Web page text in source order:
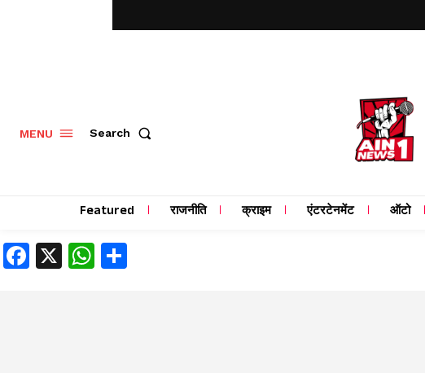
MENU Search
Featured राजनीति क्राइम एंटरटेनमेंट ऑटो
Facebook
X WhatsApp